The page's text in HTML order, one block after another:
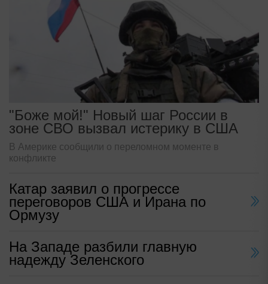
"Боже мой!" Новый шаг России в
зоне СВО вызвал истерику в США
В Америке сообщили о переломном моменте в
конфликте
Катар заявил о прогрессе
переговоров США и Ирана по
Ормузу
На Западе разбили главную
надежду Зеленского